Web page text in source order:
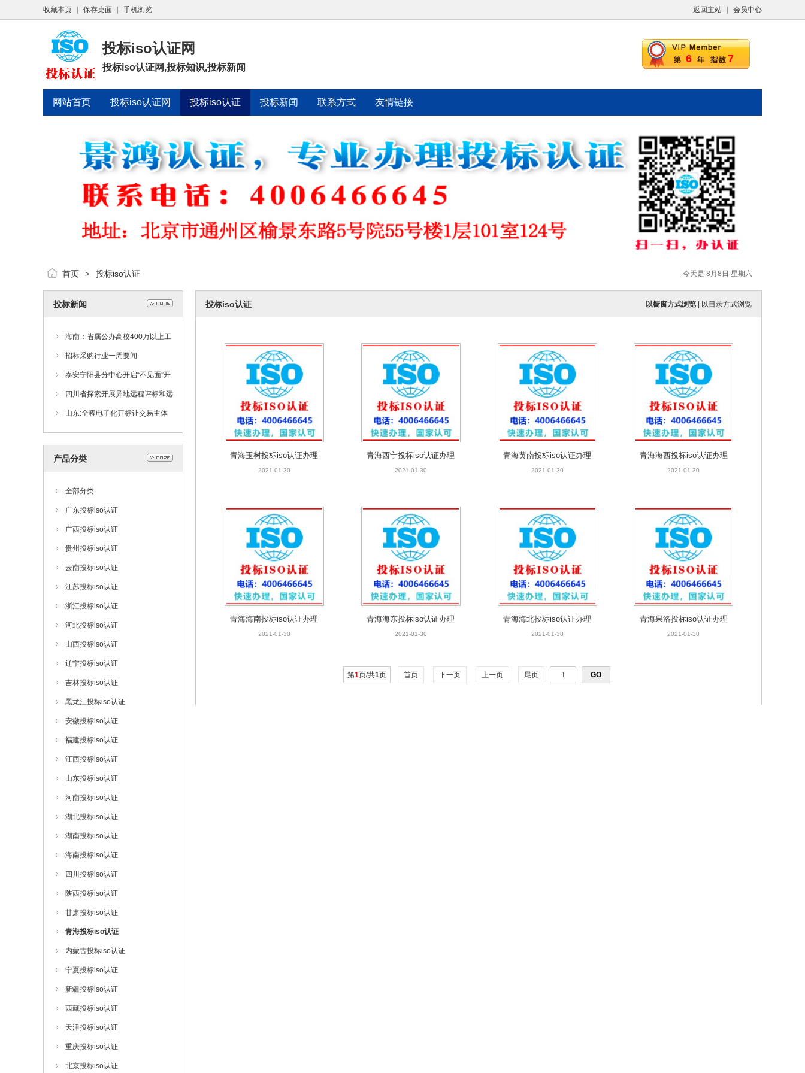
返回主站 会员中心
收藏本页 保存桌面 手机浏览
6 7
投标iso认证网
投标iso认证网,投标知识,投标新闻
网站首页 投标iso认证网 投标iso认证 投标新闻 联系方式 友情链接
今天是 8月8日 星期六
首页 > 投标iso认证
投标新闻
海南：省属公办高校400万以上工
程项目须公开招标
招标采购行业一周要闻
泰安宁阳县分中心开启“不见面”开
标新模式
四川省探索开展异地远程评标和远
程智慧监控
山东:全程电子化开标让交易主体
不再担忧恶劣天气
产品分类
全部分类
广东投标iso认证
广西投标iso认证
贵州投标iso认证
云南投标iso认证
江苏投标iso认证
浙江投标iso认证
河北投标iso认证
山西投标iso认证
辽宁投标iso认证
吉林投标iso认证
黑龙江投标iso认证
安徽投标iso认证
福建投标iso认证
江西投标iso认证
山东投标iso认证
河南投标iso认证
湖北投标iso认证
湖南投标iso认证
海南投标iso认证
四川投标iso认证
陕西投标iso认证
甘肃投标iso认证
青海投标iso认证
内蒙古投标iso认证
宁夏投标iso认证
新疆投标iso认证
西藏投标iso认证
天津投标iso认证
重庆投标iso认证
北京投标iso认证
以橱窗方式浏览 | 以目录方式浏览
投标iso认证
青海玉树投标iso认证办理
2021-01-30
青海西宁投标iso认证办理
2021-01-30
青海黄南投标iso认证办理
2021-01-30
青海海西投标iso认证办理
2021-01-30
青海海南投标iso认证办理
2021-01-30
青海海东投标iso认证办理
2021-01-30
青海海北投标iso认证办理
2021-01-30
青海果洛投标iso认证办理
2021-01-30
第1页/共1页 首页 下一页 上一页 尾页